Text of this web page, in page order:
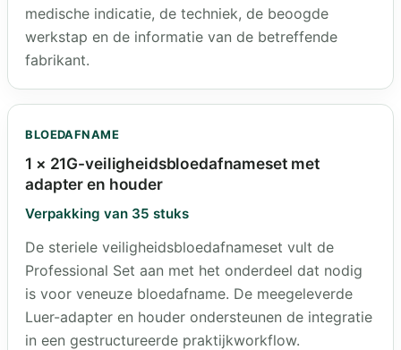
medische indicatie, de techniek, de beoogde
werkstap en de informatie van de betreffende
fabrikant.
BLOEDAFNAME
1 × 21G-veiligheidsbloedafnameset met
adapter en houder
Verpakking van 35 stuks
De steriele veiligheidsbloedafnameset vult de
Professional Set aan met het onderdeel dat nodig
is voor veneuze bloedafname. De meegeleverde
Luer-adapter en houder ondersteunen de integratie
in een gestructureerde praktijkworkflow.